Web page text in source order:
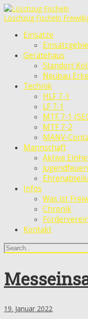
Löschzug Fischeln
Einsätze
Gerätehaus
Standort
Neubau
Technik
HLF 7-1
LF 7-1
MTF 7-1
MTF 7-2
MANV-
Mannschaft
Aktive
Infos
Was ist
Chronik
Kontakt
19. Januar 2022